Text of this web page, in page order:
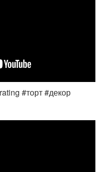
#торт #декор